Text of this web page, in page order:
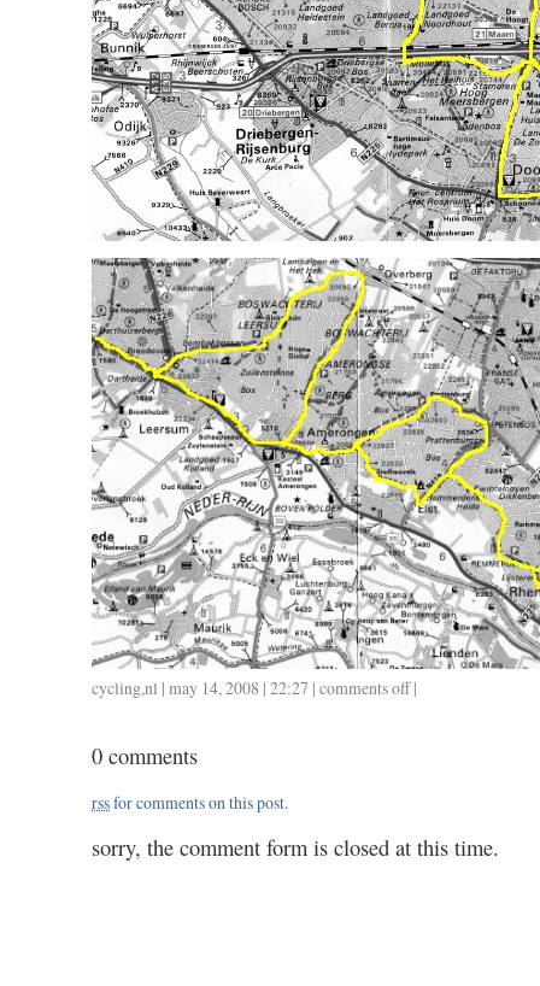
cycling,nl | may 14, 2008 | 22:27 | comments offon
|
0 comments
rssfor comments on this post.
sorry, the comment form is closed at this time.